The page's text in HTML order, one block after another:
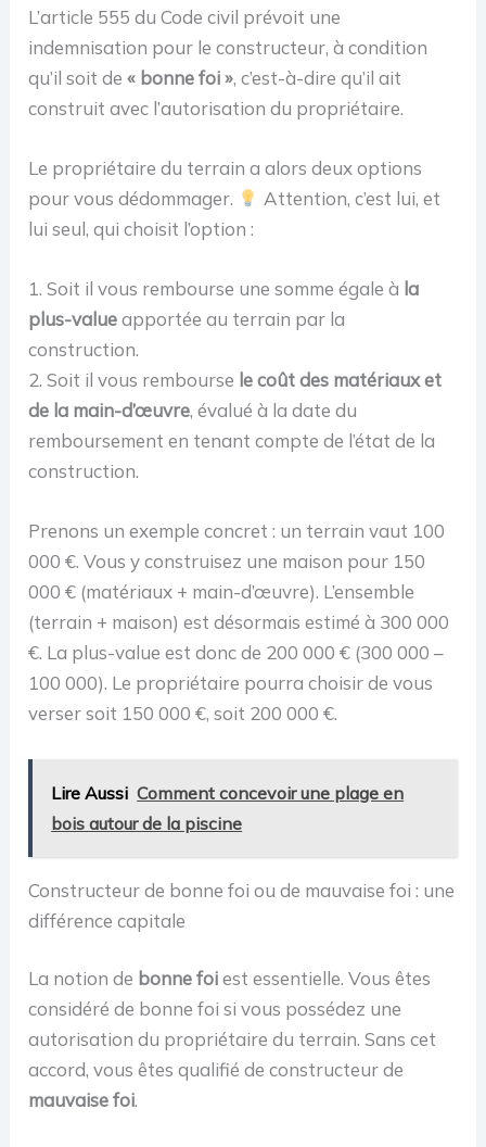
L’article 555 du Code civil prévoit une
indemnisation pour le constructeur, à condition
qu’il soit de« bonne foi », c’est-à-dire qu’il ait
construit avec l’autorisation du propriétaire.
Le propriétaire du terrain a alors deux options
pour vous dédommager.
Attention, c’est lui, et
lui seul, qui choisit l’option :
1. Soit il vous rembourse une somme égale à la
plus-valueapportée au terrain par la
construction.
2. Soit il vous rembourse le coût des matériaux et
de la main-d’œuvre, évalué à la date du
remboursement en tenant compte de l’état de la
construction.
Prenons un exemple concret : un terrain vaut 100
000 €. Vous y construisez une maison pour 150
000 € (matériaux + main-d’œuvre). L’ensemble
(terrain + maison) est désormais estimé à 300 000
€. La plus-value est donc de 200 000 € (300 000 –
100 000). Le propriétaire pourra choisir de vous
verser soit 150 000 €, soit 200 000 €.
Lire Aussi Comment concevoir une plage en
bois autour de la piscine
Constructeur de bonne foi ou de mauvaise foi : une
différence capitale
La notion de bonne foiest essentielle. Vous êtes
considéré de bonne foi si vous possédez une
autorisation du propriétaire du terrain. Sans cet
accord, vous êtes qualifié de constructeur de
mauvaise foi.